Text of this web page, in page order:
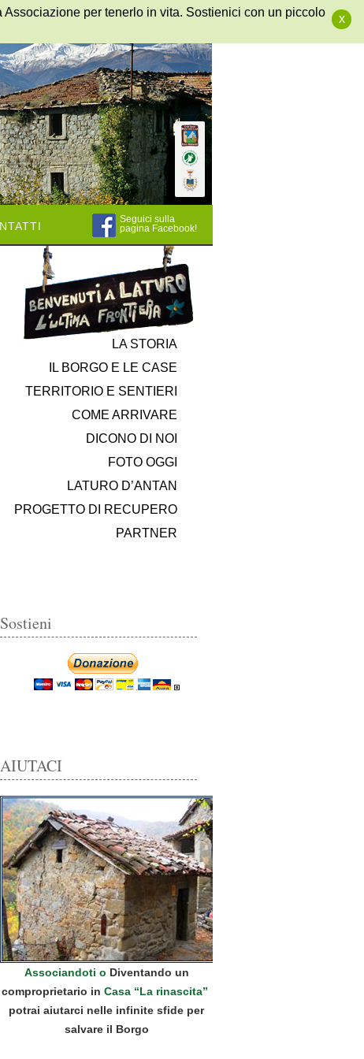
Seguici sulla
pagina Facebook!
LA STORIA
IL BORGO E LE CASE
TERRITORIO E SENTIERI
COME ARRIVARE
DICONO DI NOI
FOTO OGGI
LATURO D’ANTAN
PROGETTO DI RECUPERO
PARTNER
Sostieni
AIUTACI
Associandoti o Diventando un
comproprietario in Casa “La rinascita”
potrai aiutarci nelle infinite sfide per
salvare il Borgo
x
per tenerlo in vita. Sostienici con un piccolo